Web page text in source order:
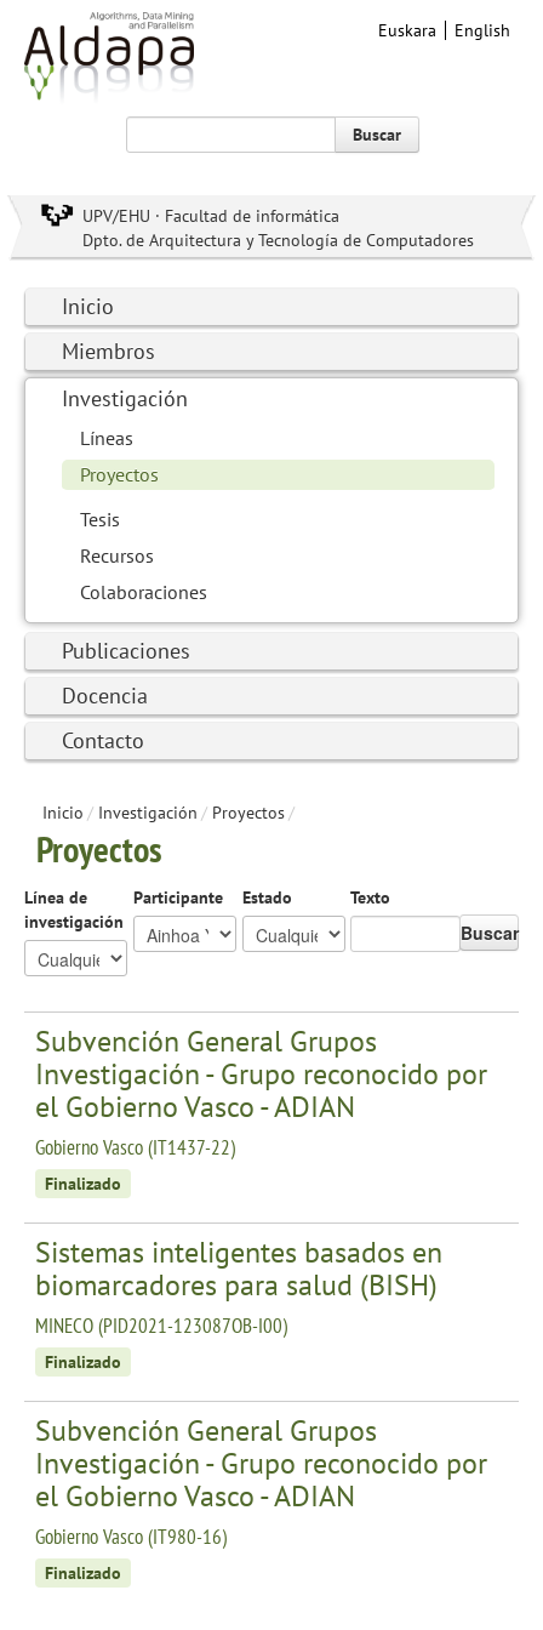
Euskara English
Buscar
UPV/EHU · Facultad de informática
Dpto. de Arquitectura y Tecnología de Computadores
Inicio
Miembros
Investigación
Líneas
Proyectos
Tesis
Recursos
Colaboraciones
Publicaciones
Docencia
Contacto
Inicio / Investigación / Proyectos/
Proyectos
Línea de
investigación
Participante Estado Texto
Buscar
Subvención General Grupos
Investigación - Grupo reconocido por
el Gobierno Vasco - ADIAN
Gobierno Vasco (IT1437-22)
Finalizado
Sistemas inteligentes basados en
biomarcadores para salud (BISH)
MINECO (PID2021-123087OB-I00)
Finalizado
Subvención General Grupos
Investigación - Grupo reconocido por
el Gobierno Vasco - ADIAN
Gobierno Vasco (IT980-16)
Finalizado